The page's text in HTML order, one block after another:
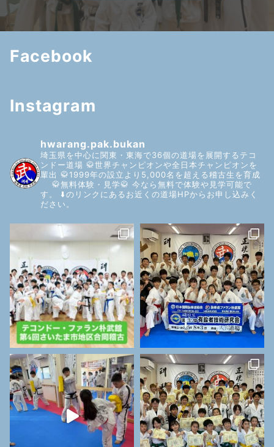
Facebook
Instagram
hwarang.pak.bukan
埼玉県を中心に関東・東海で36個の道場を展開するテコ
ンドー道場 🥋世界チャンピオンや全日本チャンピオンを
輩出 🥋1999年の設立より5,000名を超える稽古生を育成
🥋無料体験・見学🥋 今なら無料で体験や見学可能で
す。
⬇️のリンクにあるお近くの道場HPからお申し込みく
ださい。